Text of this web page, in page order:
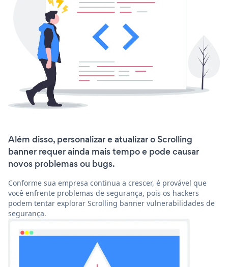
Além disso, personalizar e atualizar o Scrolling
banner requer ainda mais tempo e pode causar
novos problemas ou bugs.
Conforme sua empresa continua a crescer, é provável que
você enfrente problemas de segurança, pois os hackers
podem tentar explorar Scrolling banner vulnerabilidades de
segurança.